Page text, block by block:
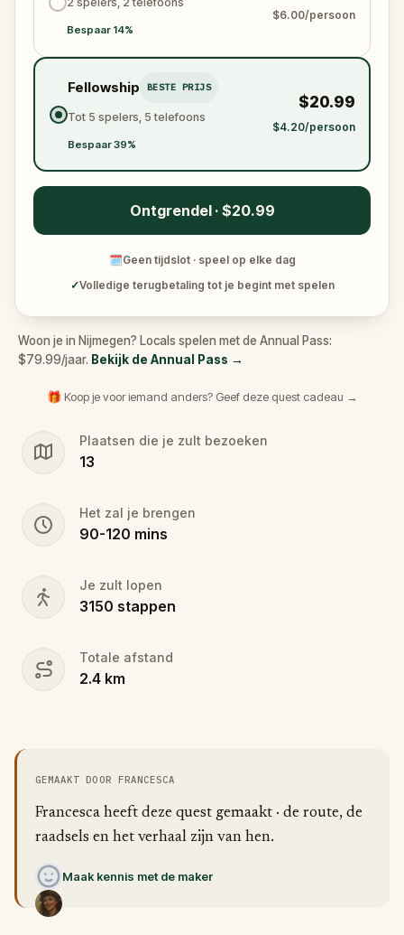
Bespaar 14%
$6.00/persoon
Fellowship BESTE PRIJS
Tot 5 spelers, 5 telefoons
Bespaar 39%
$20.99
$4.20/persoon
Ontgrendel · $20.99
🗓Geen tijdslot · speel op elke dag
✓Volledige terugbetaling tot je begint met spelen
Woon je in Nijmegen? Locals spelen met de Annual Pass:
$79.99/jaar. Bekijk de Annual Pass →
🎁 Koop je voor iemand anders? Geef deze quest cadeau →
Plaatsen die je zult bezoeken
13
Het zal je brengen
90-120 mins
Je zult lopen
3150 stappen
Totale afstand
2.4 km
GEMAAKT DOOR FRANCESCA
Francesca heeft deze quest gemaakt · de route, de
raadsels en het verhaal zijn van hen.
Maak kennis met de maker